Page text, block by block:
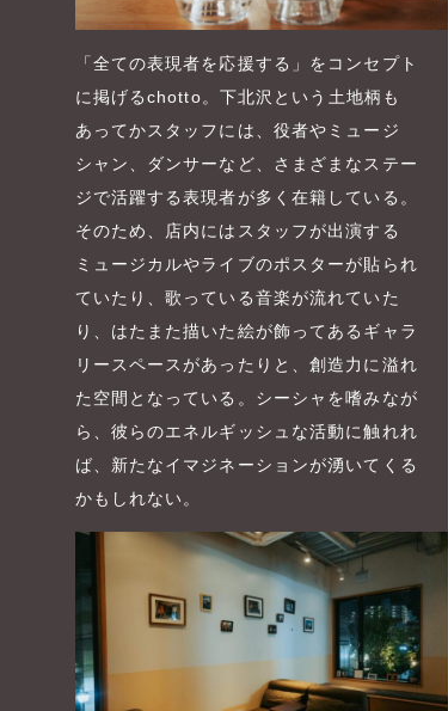
「全ての表現者を応援する」をコンセプト
に掲げるchotto。下北沢という土地柄も
あってかスタッフには、役者やミュージ
シャン、ダンサーなど、さまざまなステー
ジで活躍する表現者が多く在籍している。
そのため、店内にはスタッフが出演する
ミュージカルやライブのポスターが貼られ
ていたり、歌っている音楽が流れていた
り、はたまた描いた絵が飾ってあるギャラ
リースペースがあったりと、創造力に溢れ
た空間となっている。シーシャを嗜みなが
ら、彼らのエネルギッシュな活動に触れれ
ば、新たなイマジネーションが湧いてくる
かもしれない。